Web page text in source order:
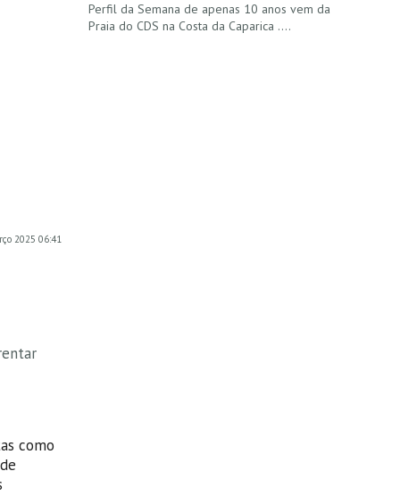
2025 06:41
como
Perfil da Semana de apenas 10 anos vem da
Praia do CDS na Costa da Caparica ....